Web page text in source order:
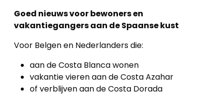
Ons
team
Ons
kantoor
Goed nieuws voor bewoners en
vakantiegangers aan de Spaanse kust
Voor Belgen en Nederlanders die:
aan de Costa Blanca wonen
vakantie vieren aan de Costa Azahar
of verblijven aan de Costa Dorada